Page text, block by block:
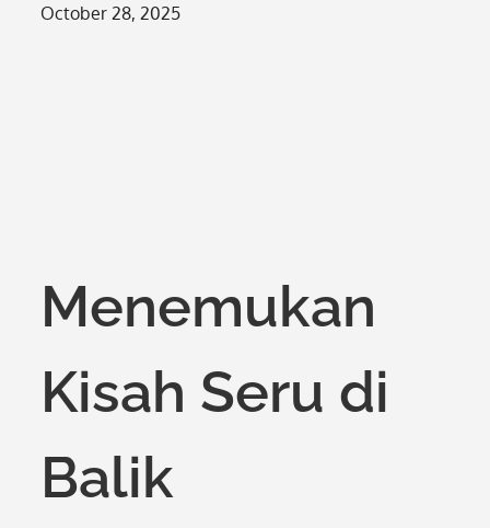
Posted
October 28, 2025
Menemukan
Kisah Seru di
Balik